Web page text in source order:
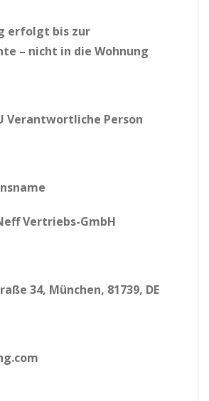
erfolgt bis zur
– nicht in die Wohnung
Verantwortliche Person
Vertriebs-GmbH
34, München, 81739, DE